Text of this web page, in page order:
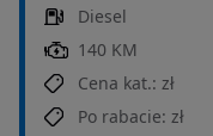
Diesel
140 KM
Cena kat.: zł
Po rabacie: zł